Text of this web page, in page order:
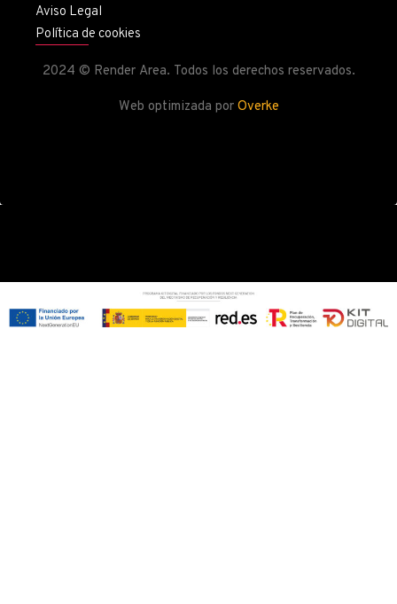
Aviso Legal
Política de cookies
2024 © Render Area. Todos los derechos reservados.
Web optimizada por Overke